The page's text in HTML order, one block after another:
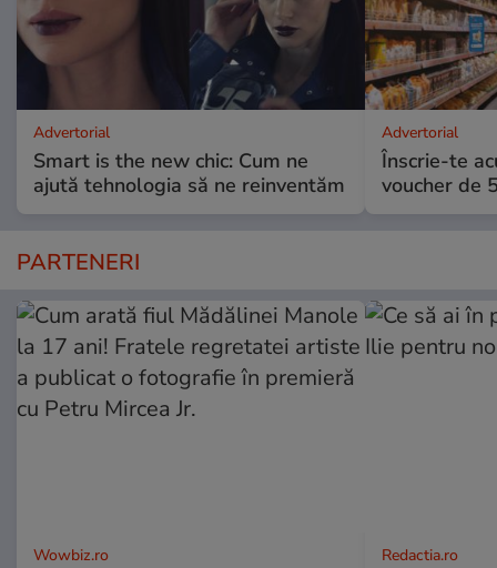
Advertorial
Smart is the new chic: Cum ne
ajută tehnologia să ne reinventăm
Advertorial
Înscrie-te
voucher de
PARTENERI
Wowbiz.ro Redactia.ro